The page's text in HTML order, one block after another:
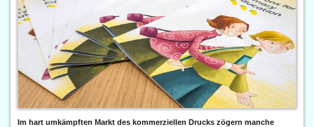
Im hart umkämpften Markt des kommerziellen Drucks zögern manche